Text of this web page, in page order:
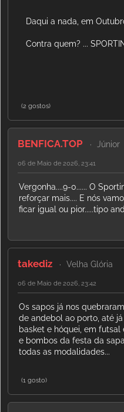
Daqui a nada, em
Contra quem? ...
(2 gostos)
BENFICA.TOP Júnior
06 de Maio de 2026, 23:41
Vergonha....9-0...... O
reforçar mais.... E nós
ficar igual ou pior.....tipo
takediz Velha Glória
06 de Maio de 2026, 23:42
Os sapos já nos
de andebol ao porto, até
basket e hóquei, em
e bombos da festa da
todas as modalidades...
(1 gosto)